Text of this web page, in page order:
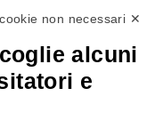
non necessari ✕
alcuni
e